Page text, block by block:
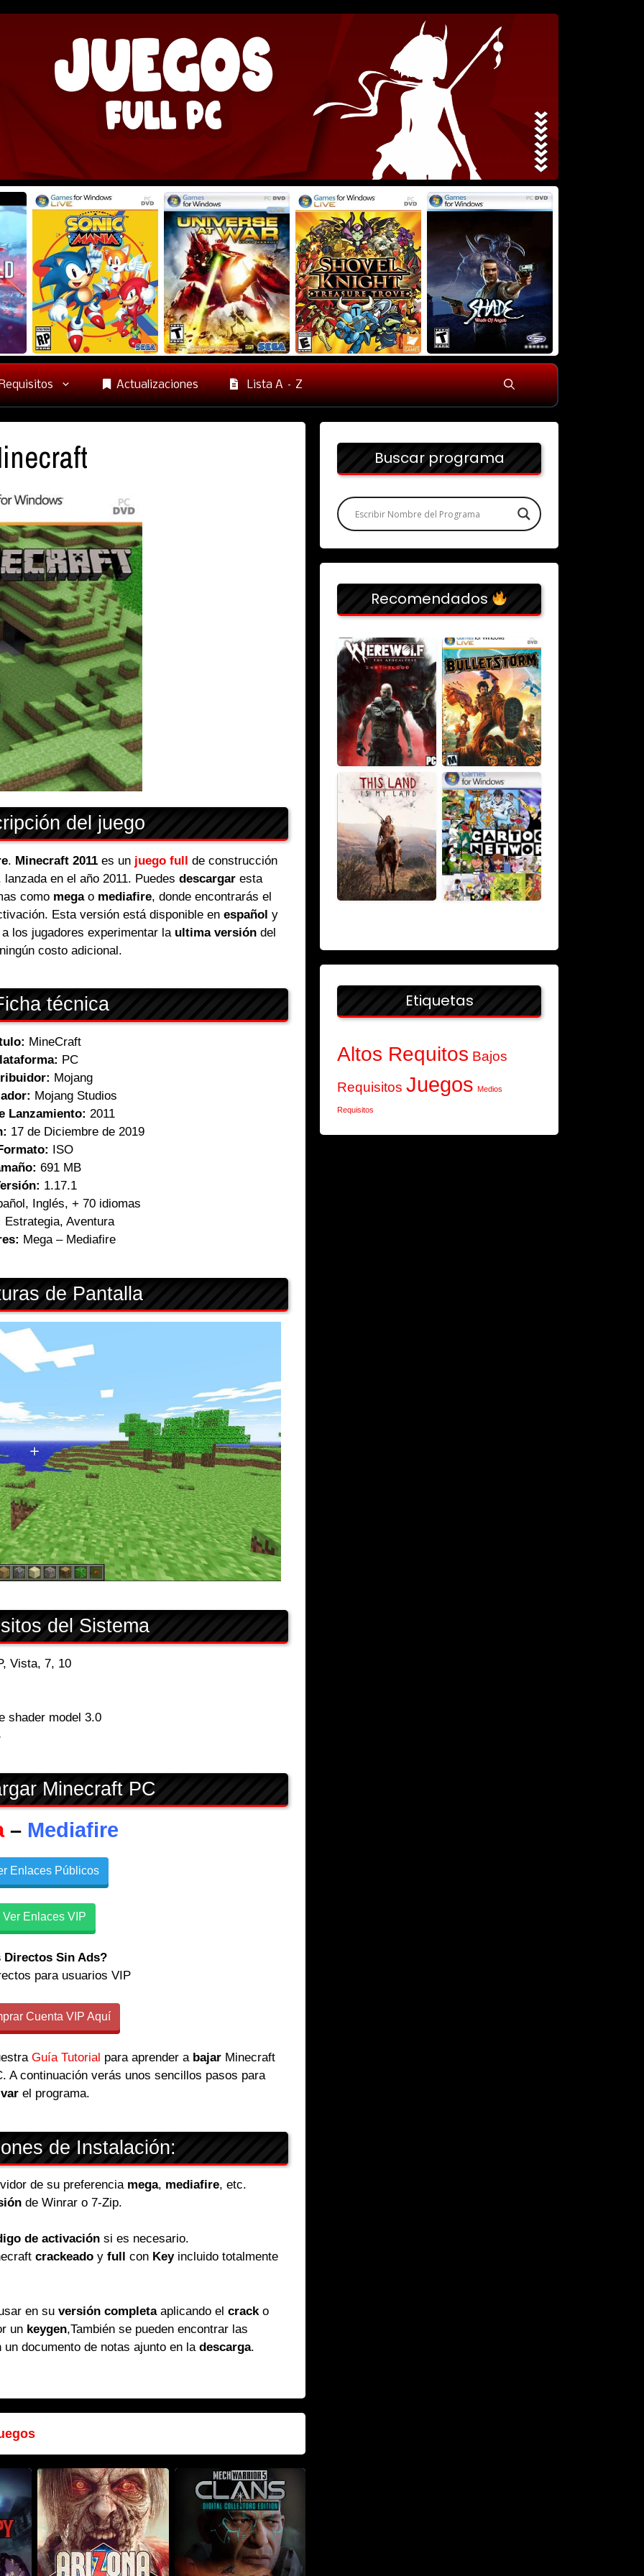
Actualizaciones Lista A – Z
del juego
. Minecraft 2011 es un juego full
de construcción
en el año 2011. Puedesdescargar esta
como megao mediafire, donde encontrarás el
Esta versión está disponible enespañol y
los jugadores experimentar la ultima versióndel
costo adicional.
técnica
MineCraft
PC
Mojang
Mojang Studios
Lanzamiento: 2011
17 de Diciembre de 2019
ISO
691 MB
1.17.1
Inglés, + 70 idiomas
Estrategia, Aventura
Mega – Mediafire
de Pantalla
del Sistema
Vista, 7, 10
shader model 3.0
Minecraft PC
– Mediafire
Enlaces Públicos
Ver Enlaces VIP
Directos Sin Ads?
para usuarios VIP
Cuenta VIP Aquí
Guía Tutorial para aprender a bajarMinecraft
A continuación verás unos sencillos pasos para
el programa.
de Instalación:
de su preferencia mega, mediafire, etc.
de Winrar o 7-Zip.
de activación si es necesario.
crackeado y full con Keyincluido totalmente
en suversión completaaplicando elcracko
un keygen,También se pueden encontrar las
documento de notas ajunto en ladescarga.
Buscar programa
Recomendados
Etiquetas
Altos Requitos Bajos
Requisitos Juegos Medios
Requisitos